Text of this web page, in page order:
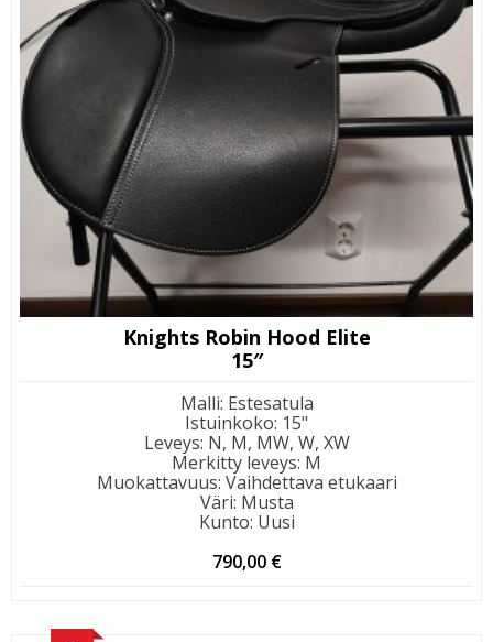
Knights Robin Hood Elite
15″
Malli: Estesatula
Istuinkoko: 15"
Leveys: N, M, MW, W, XW
Merkitty leveys: M
Muokattavuus: Vaihdettava etukaari
Väri: Musta
Kunto: Uusi
790,00 €